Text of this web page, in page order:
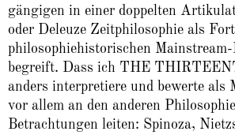
gängigen in einer doppelten
oder Deleuze Zeitphilosophie als
philosophiehistorischen
begreift. Dass ich THE
anders interpretiere und bewerte als
vor allem an den anderen
Betrachtungen leiten: Spinoza,